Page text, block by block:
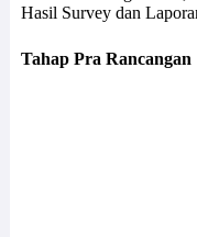
Hasil Survey dan
Tahap Pra Rancangan